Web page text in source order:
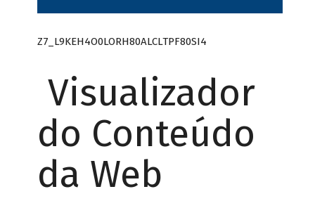
Z7_L9KEH4O0LORH80ALCLTPF80SI4
Visualizador
do Conteúdo
da Web